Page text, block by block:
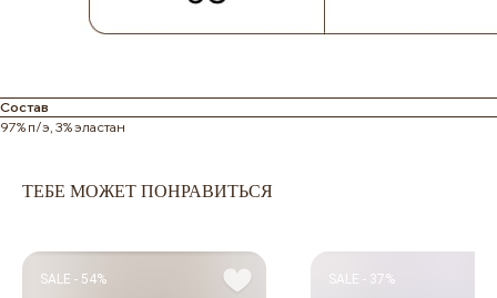
Состав
97% п/э, 3% эластан
ТЕБЕ МОЖЕТ ПОНРАВИТЬСЯ
SALE - 54% SALE - 37%
НОВИНКИ
КАТЕГОРИИ
ОБМЕН И ВОЗВРАТ
УХОД ЗА ОДЕЖДОЙ
КАЛЬКУЛЯТОР
ПОКУПАТЕЛЮ